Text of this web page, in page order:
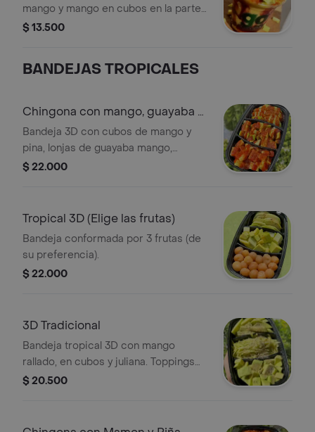
mango y mango en cubos en la parte
superior
$ 13.500
BANDEJAS TROPICALES
Chingona con mango, guayaba y
piña.
Bandeja 3D con cubos de mango y
pina, lonjas de guayaba mango,
acompanada de tajin y chIlanga
$ 22.000
Tropical 3D (Elige las frutas)
Bandeja conformada por 3 frutas (de
su preferencia).
$ 22.000
3D Tradicional
Bandeja tropical 3D con mango
rallado, en cubos y juliana. Toppings
de sal-pimienta
$ 20.500